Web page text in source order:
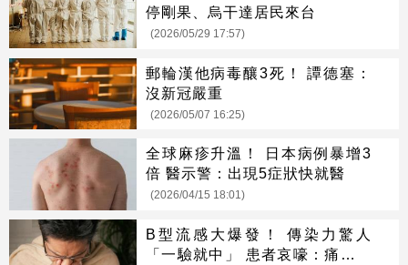
停剛果、烏干達居民來台
(2026/05/29 17:57)
郵輪漢他病毒釀3死！ 譚德塞：
沒新冠嚴重
(2026/05/07 16:25)
全球麻疹升溫！ 日本病例暴增3
倍 醫示警：出現5症狀快就醫
(2026/04/15 18:01)
B型流感大爆發！ 傳染力驚人
「一驗就中」 患者哀嚎：痛到快